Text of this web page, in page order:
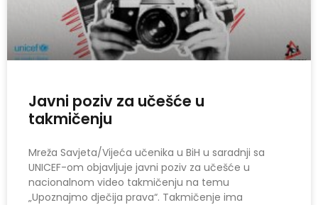
Javni poziv za učešće u
takmičenju
Mreža Savjeta/Vijeća učenika u BiH u saradnji sa
UNICEF-om objavljuje javni poziv za učešće u
nacionalnom video takmičenju na temu
„Upoznajmo dječija prava“. Takmičenje ima